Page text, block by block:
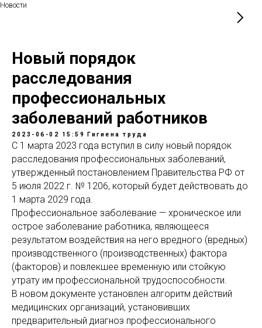
Новости
Новый порядок
расследования
профессиональных
заболеваний работников
2023-06-02 15:59 Гигиена труда
С 1 марта 2023 года вступил в силу новый порядок
расследования профессиональных заболеваний,
утвержденный постановлением Правительства РФ от
5 июля 2022 г. № 1206, который будет действовать до
1 марта 2029 года.
Профессиональное заболевание — хроническое или
острое заболевание работника, являющееся
результатом воздействия на него вредного (вредных)
производственного (производственных) фактора
(факторов) и повлекшее временную или стойкую
утрату им профессиональной трудоспособности.
В новом документе установлен алгоритм действий
медицинских организаций, установивших
предварительный диагноз профессионального